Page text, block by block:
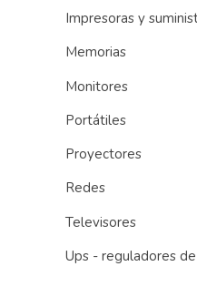
Impresoras y
Memorias
Monitores
Portátiles
Proyectores
Redes
Televisores
Ups - reguladores